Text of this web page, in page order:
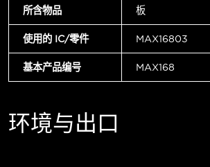
所含物品 板
使用的 IC/零件 MAX16803
基本产品编号 MAX168
环境与出口